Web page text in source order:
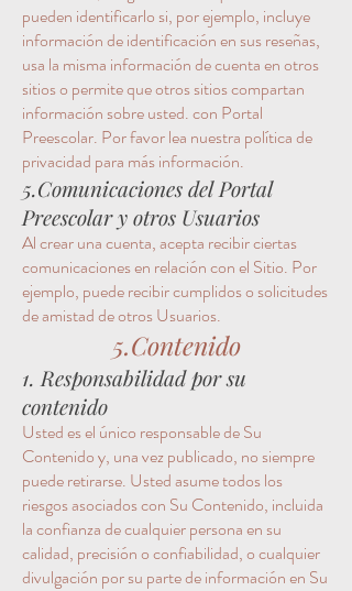
pueden identificarlo si, por ejemplo, incluye
información de identificación en sus reseñas,
usa la misma información de cuenta en otros
sitios o permite que otros sitios compartan
información sobre usted. con Portal
Preescolar. Por favor lea nuestra política de
privacidad para más información.
5.Comunicaciones del Portal
Preescolar y otros Usuarios
Al crear una cuenta, acepta recibir ciertas
comunicaciones en relación con el Sitio. Por
ejemplo, puede recibir cumplidos o solicitudes
de amistad de otros Usuarios.
5.Contenido
1. Responsabilidad por su
contenido
Usted es el único responsable de Su
Contenido y, una vez publicado, no siempre
puede retirarse. Usted asume todos los
riesgos asociados con Su Contenido, incluida
la confianza de cualquier persona en su
calidad, precisión o confiabilidad, o cualquier
divulgación por su parte de información en Su